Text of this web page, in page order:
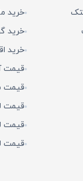
خرید
خرید
خرید
قیمت
قیمت
قیمت
قیمت
قیمت